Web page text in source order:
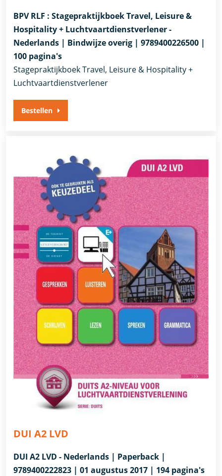
BPV RLF : Stagepraktijkboek Travel, Leisure &
Hospitality + Luchtvaartdienstverlener -
Nederlands | Bindwijze overig | 9789400226500 |
100 pagina's
Stagepraktijkboek Travel, Leisure & Hospitality +
Luchtvaartdienstverlener
Bestellen
DUI A2 LVD
DUI A2 LVD - Nederlands | Paperback |
9789400222823 | 01 augustus 2017 | 194 pagina's